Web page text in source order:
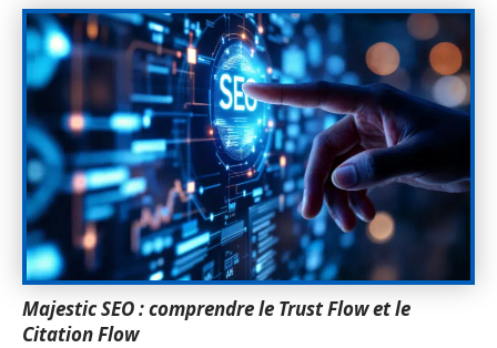
Majestic SEO : comprendre le Trust Flow et le
Citation Flow